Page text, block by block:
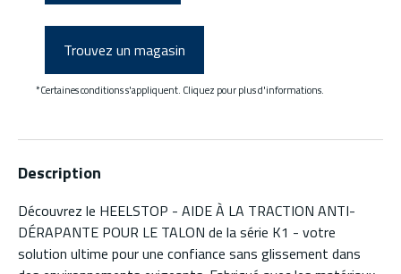
Trouvez un magasin
*Certaines conditions s'appliquent. Cliquez pour plus d'informations.
Description
Découvrez le HEELSTOP - AIDE À LA TRACTION ANTI-
DÉRAPANTE POUR LE TALON de la série K1 - votre
solution ultime pour une confiance sans glissement dans